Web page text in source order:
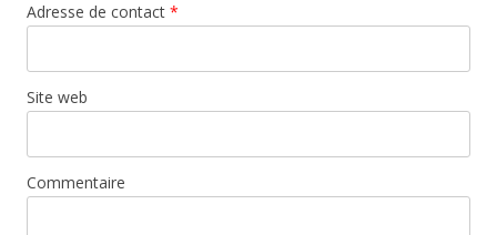
Adresse de contact *
Site web
Commentaire